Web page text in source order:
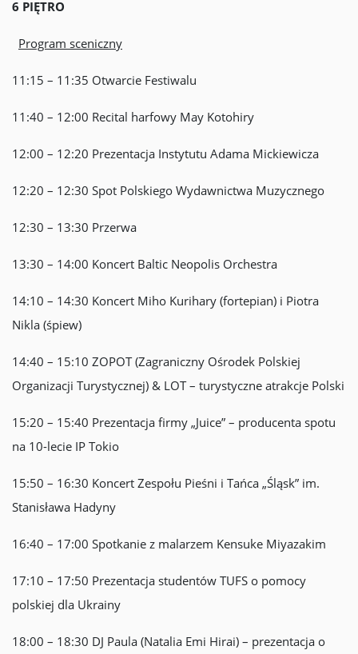
6 PIĘTRO
Program sceniczny
11:15 – 11:35 Otwarcie Festiwalu
11:40 – 12:00 Recital harfowy May Kotohiry
12:00 – 12:20 Prezentacja Instytutu Adama Mickiewicza
12:20 – 12:30 Spot Polskiego Wydawnictwa Muzycznego
12:30 – 13:30 Przerwa
13:30 – 14:00 Koncert Baltic Neopolis Orchestra
14:10 – 14:30 Koncert Miho Kurihary (fortepian) i Piotra
Nikla (śpiew)
14:40 – 15:10 ZOPOT (Zagraniczny Ośrodek Polskiej
Organizacji Turystycznej) & LOT – turystyczne atrakcje Polski
15:20 – 15:40 Prezentacja firmy „Juice” – producenta spotu
na 10-lecie IP Tokio
15:50 – 16:30 Koncert Zespołu Pieśni i Tańca „Śląsk” im.
Stanisława Hadyny
16:40 – 17:00 Spotkanie z malarzem Kensuke Miyazakim
17:10 – 17:50 Prezentacja studentów TUFS o pomocy
polskiej dla Ukrainy
18:00 – 18:30 DJ Paula (Natalia Emi Hirai) – prezentacja o